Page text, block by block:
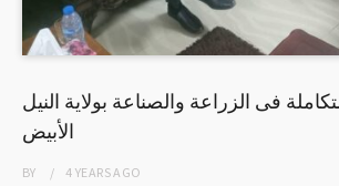
فى الزراعة والصناعة بولاية النيل
الأبيض
BY 4 YEARSAGO